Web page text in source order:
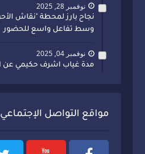
نوفمبر 28, 2025
نجاح بارز لمحطة "نقاش
وسط تفاعل واسع للحضور
نوفمبر 04, 2025
مدة غياب اشرف حكيمي عن
مواقع التواصل الإجتماعي